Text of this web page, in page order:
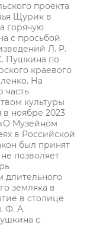
проекта
Щурик в
горячую
с просьбой
Л. Р.
Пушкина по
краевого
На
часть
культуры
ноябре 2023
Музейном
в Российской
был принят
позволяет
земляка в
в столице
Ф. А.
с